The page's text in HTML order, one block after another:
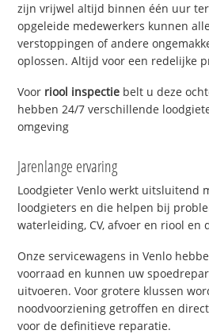
zijn vrijwel altijd binnen één uur
opgeleide medewerkers kunnen
verstoppingen of andere
oplossen. Altijd voor een redelijke
Voor riool inspectie belt u deze
hebben 24/7 verschillende
omgeving
Jarenlange ervaring
Loodgieter Venlo werkt uitsluitend
loodgieters en die helpen bij
waterleiding, CV, afvoer en riool en
Onze servicewagens in Venlo
voorraad en kunnen uw
uitvoeren. Voor grotere klussen
noodvoorziening getroffen en
voor de definitieve reparatie.